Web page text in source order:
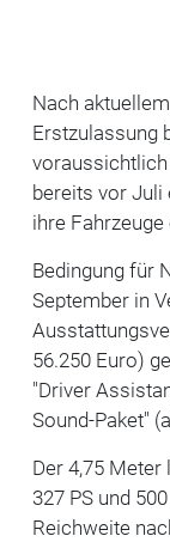
Nach
Erstzulassung
bereits vor Juli
ihre Fahrzeuge
Bedingung für
September in
56.250 Euro)
"Driver
Sound-Paket"
Der 4,75
327 PS und
Reichweite